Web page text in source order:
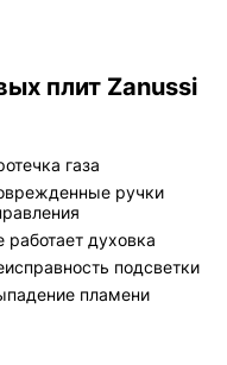
плит Zanussi
газа
ручки
работает духовка
подсветки
пламени